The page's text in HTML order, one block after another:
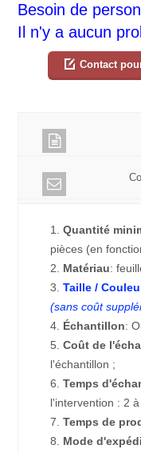
Besoin de
Il n'y a aucun
Contact
1.Quantité
pièces (en
2. Matériau:
3.Taille /
(sans coût
4. Échantillon:
5.Coût de
l'échantillon ;
6.Temps
l'intervention : 2
7.Temps de
8. Mode